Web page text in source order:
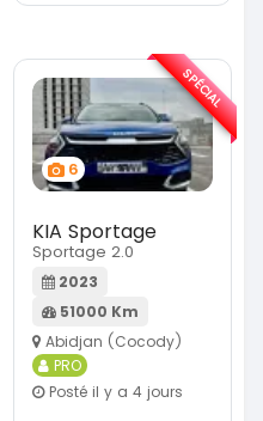
6
KIA Sportage
Sportage 2.0
2023
51000 Km
Abidjan (Cocody)
PRO
Posté il y a 4 jours
SPÉCIAL